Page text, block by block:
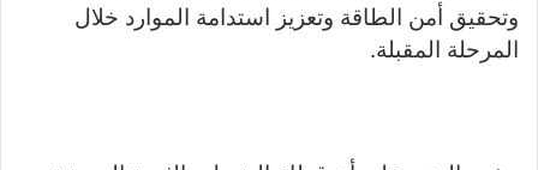
وتحقيق أمن الطاقة وتعزيز استدامة الموارد خلال
المرحلة المقبلة.